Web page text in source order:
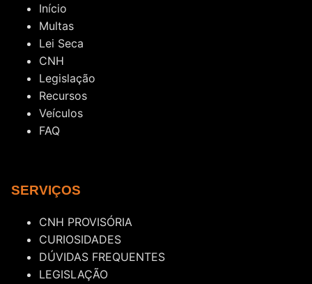
Início
Multas
Lei Seca
CNH
Legislação
Recursos
Veículos
FAQ
SERVIÇOS
CNH PROVISÓRIA
CURIOSIDADES
DÚVIDAS FREQUENTES
LEGISLAÇÃO